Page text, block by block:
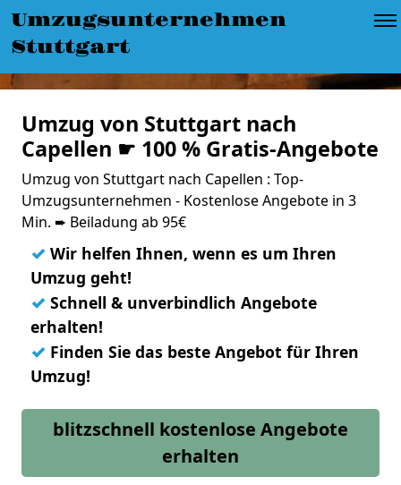
Umzugsunternehmen
Stuttgart
Umzug von Stuttgart nach
Capellen ☛ 100 % Gratis-Angebote
Umzug von Stuttgart nach Capellen : Top-
Umzugsunternehmen - Kostenlose Angebote in 3
Min. ➨ Beiladung ab 95€
✓ Wir helfen Ihnen, wenn es um Ihren
Umzug geht!
✓ Schnell & unverbindlich Angebote
erhalten!
✓ Finden Sie das beste Angebot für Ihren
Umzug!
blitzschnell kostenlose Angebote
erhalten